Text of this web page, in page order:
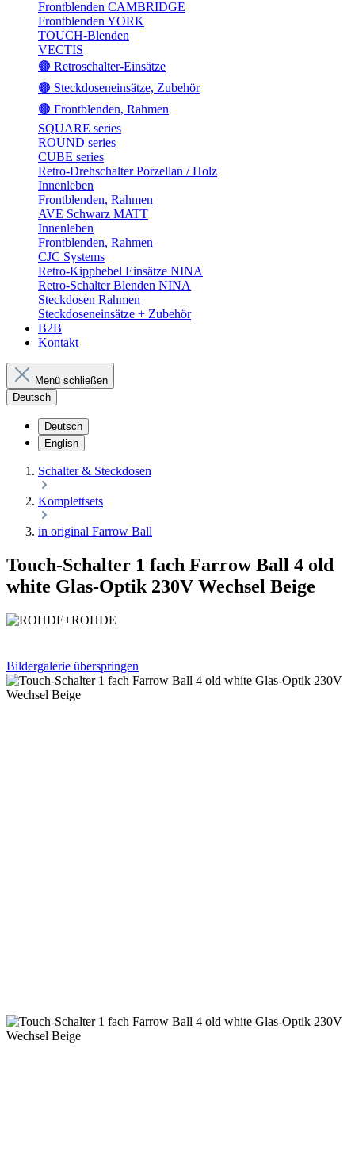
Frontblenden CAMBRIDGE
Frontblenden YORK
TOUCH-Blenden
VECTIS
🟤 Retroschalter-Einsätze
🟤 Steckdoseneinsätze, Zubehör
🟤 Frontblenden, Rahmen
SQUARE series
ROUND series
CUBE series
Retro-Drehschalter Porzellan / Holz
Innenleben
Frontblenden, Rahmen
AVE Schwarz MATT
Innenleben
Frontblenden, Rahmen
CJC Systems
Retro-Kipphebel Einsätze NINA
Retro-Schalter Blenden NINA
Steckdosen Rahmen
Steckdoseneinsätze + Zubehör
B2B
Kontakt
Menü schließen
Deutsch
Deutsch
English
Schalter & Steckdosen
Komplettsets
in original Farrow Ball
Touch-Schalter 1 fach Farrow Ball 4 old
white Glas-Optik 230V Wechsel Beige
Bildergalerie überspringen